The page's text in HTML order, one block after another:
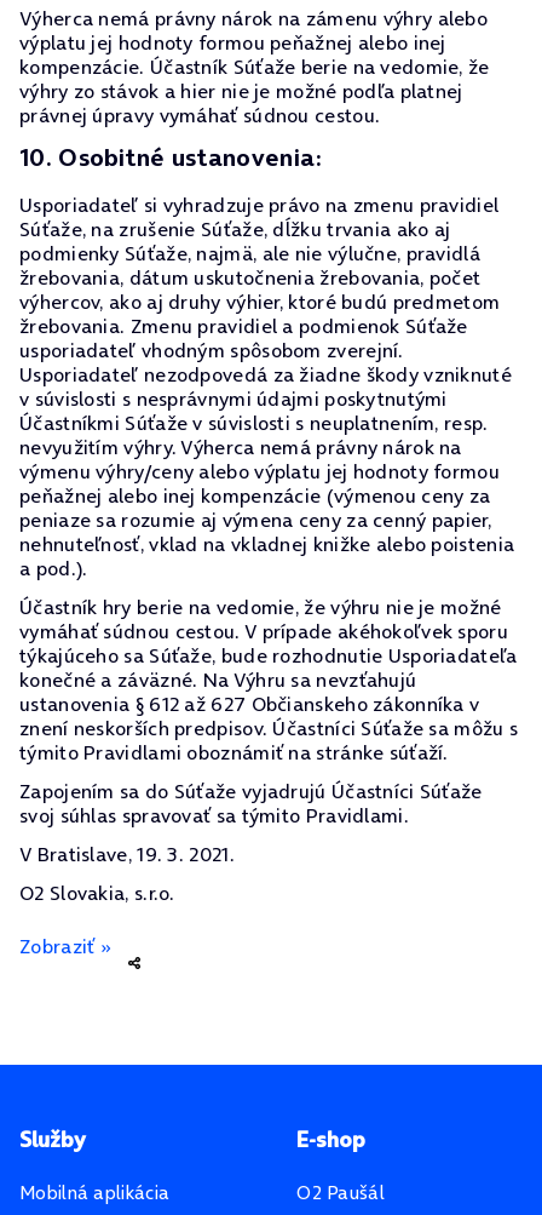
Výherca nemá právny nárok na zámenu výhry alebo
výplatu jej hodnoty formou peňažnej alebo inej
kompenzácie. Účastník Súťaže berie na vedomie, že
výhry zo stávok a hier nie je možné podľa platnej
právnej úpravy vymáhať súdnou cestou.
10. Osobitné ustanovenia:
Usporiadateľ si vyhradzuje právo na zmenu pravidiel
Súťaže, na zrušenie Súťaže, dĺžku trvania ako aj
podmienky Súťaže, najmä, ale nie výlučne, pravidlá
žrebovania, dátum uskutočnenia žrebovania, počet
výhercov, ako aj druhy výhier, ktoré budú predmetom
žrebovania. Zmenu pravidiel a podmienok Súťaže
usporiadateľ vhodným spôsobom zverejní.
Usporiadateľ nezodpovedá za žiadne škody vzniknuté
v súvislosti s nesprávnymi údajmi poskytnutými
Účastníkmi Súťaže v súvislosti s neuplatnením, resp.
nevyužitím výhry. Výherca nemá právny nárok na
výmenu výhry/ceny alebo výplatu jej hodnoty formou
peňažnej alebo inej kompenzácie (výmenou ceny za
peniaze sa rozumie aj výmena ceny za cenný papier,
nehnuteľnosť, vklad na vkladnej knižke alebo poistenia
a pod.).
Účastník hry berie na vedomie, že výhru nie je možné
vymáhať súdnou cestou. V prípade akéhokoľvek sporu
týkajúceho sa Súťaže, bude rozhodnutie Usporiadateľa
konečné a záväzné. Na Výhru sa nevzťahujú
ustanovenia § 612 až 627 Občianskeho zákonníka v
znení neskorších predpisov. Účastníci Súťaže sa môžu s
týmito Pravidlami oboznámiť na stránke súťaží.
Zapojením sa do Súťaže vyjadrujú Účastníci Súťaže
svoj súhlas spravovať sa týmito Pravidlami.
V Bratislave, 19. 3. 2021.
O2 Slovakia, s.r.o.
Zobraziť »
Pätička stránky
Služby
Mobilná aplikácia
E-shop
O2 Paušál